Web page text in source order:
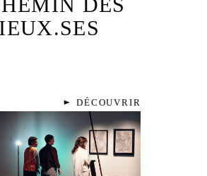
DÉCOUVRIR